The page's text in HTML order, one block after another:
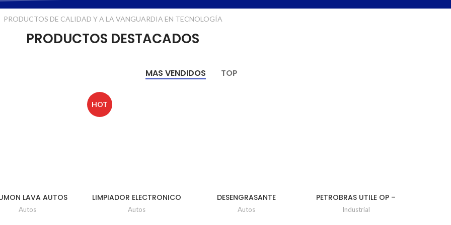
PRODUCTOS DE CALIDAD Y A LA VANGUARDIA EN TECNOLOGÍA
PRODUCTOS DESTACADOS
MAS VENDIDOS TOP
LAVA AUTOS
Ud
Autos
HOT
LIMPIADOR ELECTRONICO
Ud x 240ml
Autos
DESENGRASANTE
LUBRISTONE PISTOLA
Autos
PETROBRAS UTILE OP –
38 – EM BALDE
Industrial